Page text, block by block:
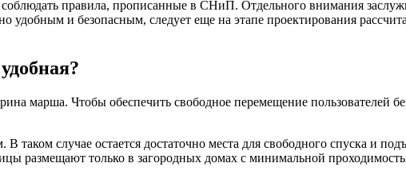
правила, прописанные в СНиП. Отдельного внимания
и безопасным, следует еще на этапе проектирования
марша. Чтобы обеспечить свободное перемещение пользователей
таком случае остается достаточно места для свободного спуска и
размещают только в загородных домах с минимальной